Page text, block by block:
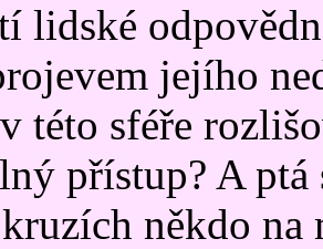
lidské
jejího
této sféře
přístup? A ptá
někdo na